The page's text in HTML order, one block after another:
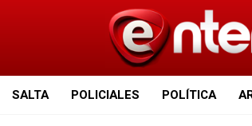
SALTA POLICIALES POLÍTICA